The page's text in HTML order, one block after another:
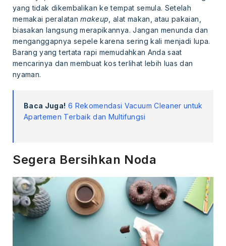
yang tidak dikembalikan ke tempat semula. Setelah
memakai peralatanmakeup , alat makan, atau pakaian,
biasakan langsung merapikannya. Jangan menunda dan
menganggapnya sepele karena sering kali menjadi lupa.
Barang yang tertata rapi memudahkan Anda saat
mencarinya dan membuat kos terlihat lebih luas dan
nyaman.
Baca Juga! 6 Rekomendasi Vacuum Cleaner untuk
Apartemen Terbaik dan Multifungsi
Segera Bersihkan Noda